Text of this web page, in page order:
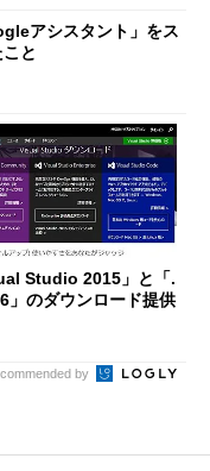
アシスタント」をス
と
Studio 2015」と「.
」のダウンロード提供
by